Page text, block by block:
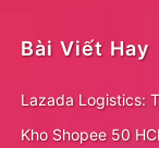
Bài Viết Hay
Lazada Logistics:
Kho Shopee 50